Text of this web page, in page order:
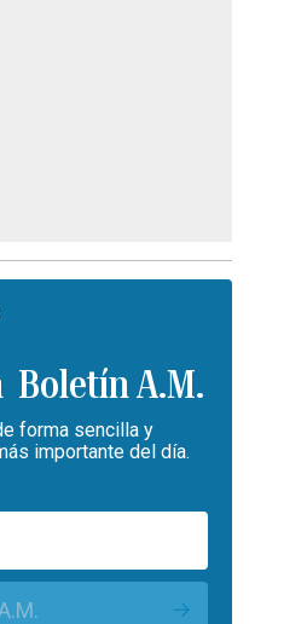
Boletín A.M.
forma sencilla y
importante del día.